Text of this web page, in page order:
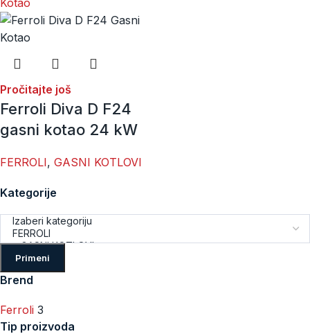
Kategorije
Primeni
Brend
Ferroli 3
Tip proizvoda
Pročitajte još
Ferroli Diva D F24
gasni kotao 24 kW
FERROLI, GASNI KOTLOVI